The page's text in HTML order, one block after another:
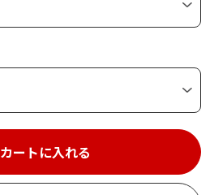
カートに入れる